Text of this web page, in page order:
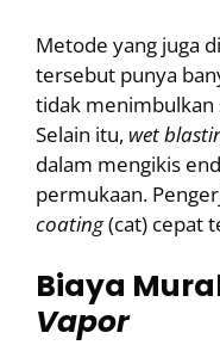
Metode yang juga
tersebut punya
tidak menimbulkan
Selain itu, wet
dalam mengikis
permukaan.
coating(cat) cepat
Biaya
Vapor